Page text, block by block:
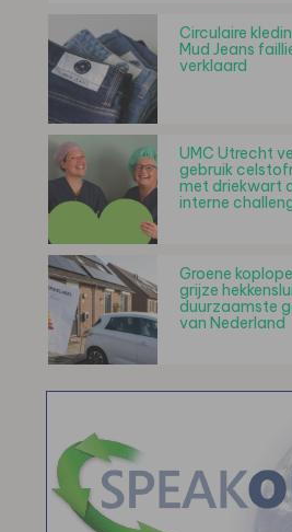
Circulaire
Mud Jeans
verklaard
UMC Utrecht
gebruik
met driekwart
interne
Groene
grijze
duurzaamste
van Nederland